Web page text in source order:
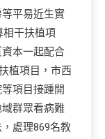
平易近生實
相干扶植項
本一起配合
植項目，市西
項目接踵開
群眾看病難
處理869名教